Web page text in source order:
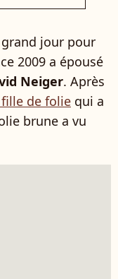
jour pour
2009 a épousé
Neiger. Après
de folie qui a
brune a vu